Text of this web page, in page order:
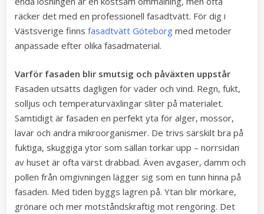
räcker det med en professionell fasadtvätt. För dig i
Västsverige finns fasadtvätt Göteborg med metoder
anpassade efter olika fasadmaterial.
Varför fasaden blir smutsig och påväxten uppstår
Fasaden utsätts dagligen för väder och vind. Regn, fukt,
solljus och temperaturväxlingar sliter på materialet.
Samtidigt är fasaden en perfekt yta för alger, mossor,
lavar och andra mikroorganismer. De trivs särskilt bra på
fuktiga, skuggiga ytor som sällan torkar upp – norrsidan
av huset är ofta värst drabbad. Även avgaser, damm och
pollen från omgivningen lägger sig som en tunn hinna på
fasaden. Med tiden byggs lagren på. Ytan blir mörkare,
grönare och mer motståndskraftig mot rengöring. Det